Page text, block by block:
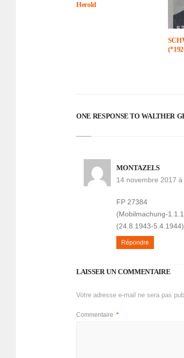
Herold
ONE RESPONSE TO WALTHER
MONTAZELS
14 novembre 2017
FP 27384
(Mobilmachung-
(24.8.1943-
Répondre
LAISSER UN COMMENTAIRE
Votre adresse e-mail ne sera pas
Commentaire *